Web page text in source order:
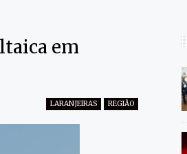
em
LARANJEIRAS REGIÃO